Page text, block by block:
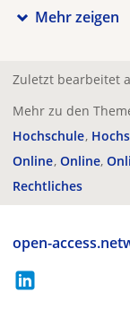
Mehr zeigen
Zuletzt bearbeitet
Mehr zu den
Hochschule
Online Online
Rechtliches
open-